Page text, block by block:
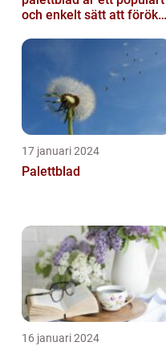
och enkelt sätt att föröka
17 januari 2024
Palettblad
16 januari 2024